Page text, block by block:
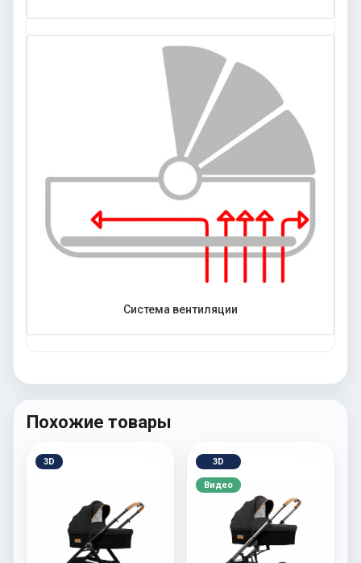
Система вентиляции
Похожие товары
3D 3D
Видео